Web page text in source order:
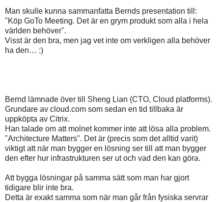
Man skulle kunna sammanfatta Bernds presentation till:
"Köp GoTo Meeting. Det är en grym produkt som alla i hela
världen behöver".
Visst är den bra, men jag vet inte om verkligen alla behöver
ha den… :)
Bernd lämnade över till Sheng Lian (CTO, Cloud platforms).
Grundare av cloud.com som sedan en tid tillbaka är
uppköpta av Citrix.
Han talade om att molnet kommer inte att lösa alla problem.
"Architecture Matters". Det är (precis som det alltid varit)
viktigt att när man bygger en lösning ser till att man bygger
den efter hur infrastrukturen ser ut och vad den kan göra.
Att bygga lösningar på samma sätt som man har gjort
tidigare blir inte bra.
Detta är exakt samma som när man går från fysiska servrar